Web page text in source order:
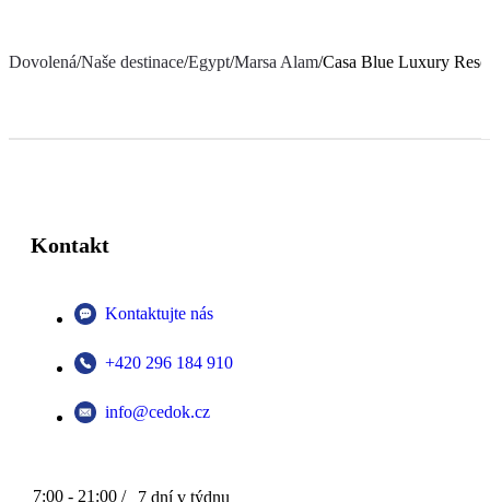
Dovolená/Naše destinace/Egypt/Marsa Alam/Casa Blue Luxury
Kontakt
Kontaktujte nás
+420 296 184 910
info@cedok.cz
7:00 - 21:00 / 7 dní v týdnu